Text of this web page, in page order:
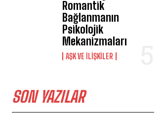
Romantik
Bağlanmanın
Psikolojik
Mekanizmaları
AŞK VE İLIŞKILER
SON YAZILAR